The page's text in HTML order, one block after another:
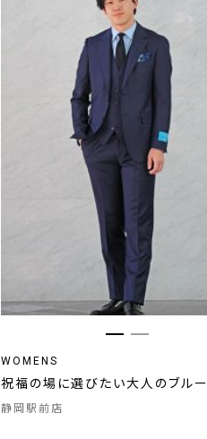
WOMENS
祝福の場に選びたい大人のブルー
静岡駅前店